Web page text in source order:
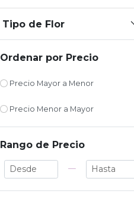
Tipo de Flor
Ordenar por Precio
Precio Mayor a Menor
Precio Menor a Mayor
Rango de Precio
—